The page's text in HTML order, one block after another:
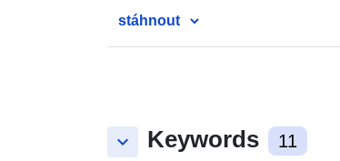
stáhnout
keyboard_arrow_down Keywords 11